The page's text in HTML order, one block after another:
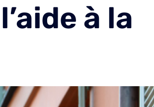
à la